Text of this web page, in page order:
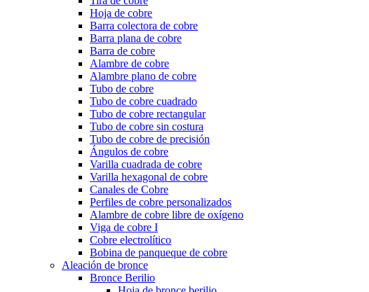
Hoja de cobre
Barra colectora de cobre
Barra plana de cobre
Barra de cobre
Alambre de cobre
Alambre plano de cobre
Tubo de cobre
Tubo de cobre cuadrado
Tubo de cobre rectangular
Tubo de cobre sin costura
Tubo de cobre de precisión
Ángulos de cobre
Varilla cuadrada de cobre
Varilla hexagonal de cobre
Canales de Cobre
Perfiles de cobre personalizados
Alambre de cobre libre de oxígeno
Viga de cobre I
Cobre electrolítico
Bobina de panqueque de cobre
Aleación de bronce
Bronce Berilio